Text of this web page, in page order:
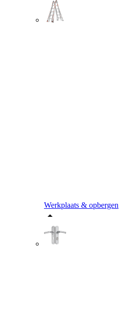
Werkplaats & opbergen